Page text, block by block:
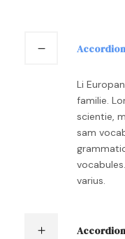
Li
familie.
scientie,
sam
varius.